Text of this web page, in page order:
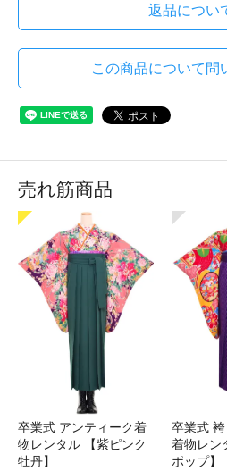
返品につい
この商品について問
売れ筋商品
卒業式 アンティーク着
物レンタル 【紫ピンク
牡丹】
卒業式
着物レ
ポップ】